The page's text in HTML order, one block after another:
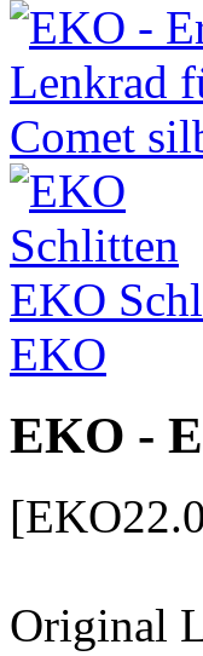
EKO
EKO
EKO -
Original